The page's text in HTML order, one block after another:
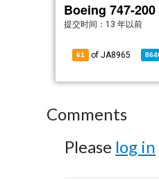
Boeing 747-
提交时间： 13 年以前
61 of JA8965
Comments
Please log in